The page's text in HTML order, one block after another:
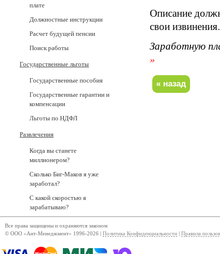
плате
Должностные инструкции
Расчет будущей пенсии
Поиск работы
Государственные льготы
Государственные пособия
Государственные гарантии и
компенсации
Льготы по НДФЛ
Развлечения
Когда вы станете
миллионером?
Сколько Биг-Маков я уже
заработал?
С какой скоростью я
зарабатываю?
Описание
свои извинения.
Заработную
»
Все права защищены и охраняются законом
© ООО «Ант-Менеджмент» 1996-2026 | Политика Конфиденциальности Правила